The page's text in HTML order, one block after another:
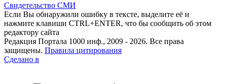
Свидетельство СМИ
Если Вы обнаружили ошибку в тексте, выделите её и
нажмите клавиши CTRL+ENTER, что бы сообщить об этом
редактору сайта
Редакция Портала 1000 инф., 2009 - 2026. Все права
защищены. Правила цитирования
Сделано в